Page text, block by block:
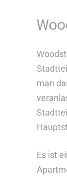
man
Es ist